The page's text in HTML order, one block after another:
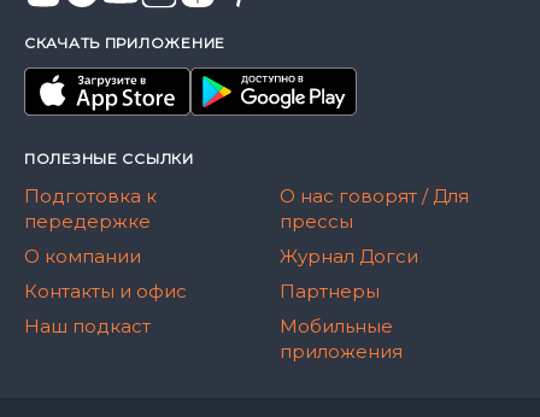
СКАЧАТЬ ПРИЛОЖЕНИЕ
ПОЛЕЗНЫЕ ССЫЛКИ
Подготовка к
передержке
О компании
Контакты и офис
Наш подкаст
О нас говорят / Для
прессы
Журнал Догси
Партнеры
Мобильные
приложения